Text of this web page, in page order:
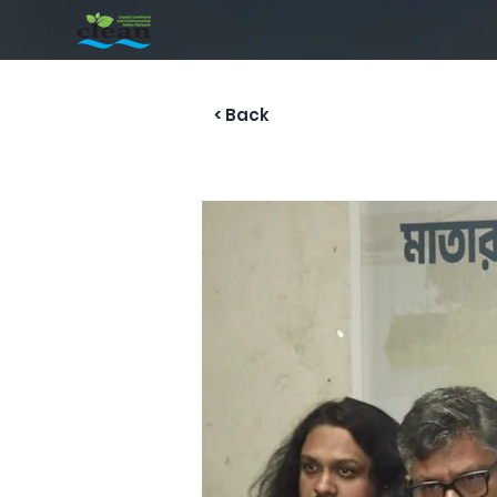
< Back